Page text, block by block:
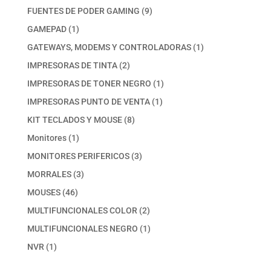
producto
FUENTES DE PODER GAMING 99
GAMEPAD 11
producto
GATEWAYS, MODEMS Y CONTROLADORAS 11
IMPRESORAS DE TINTA 22
productos
IMPRESORAS DE TONER NEGRO 11
producto
IMPRESORAS PUNTO DE VENTA 11
KIT TECLADOS Y MOUSE 88
Monitores 11
producto
MONITORES PERIFERICOS 33
MORRALES 33
MOUSES 4646
productos
MULTIFUNCIONALES COLOR 22
productos
MULTIFUNCIONALES NEGRO 11
NVR 11